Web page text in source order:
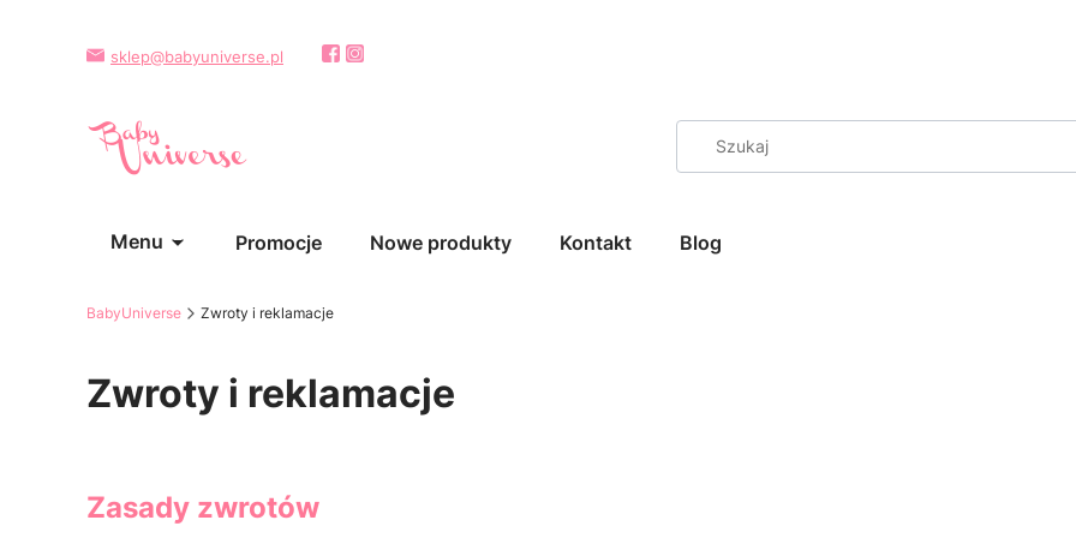
sklep@babyuniverse.pl
Menu Promocje Nowe produkty Kontakt Blog
BabyUniverse Zwroty i reklamacje
Zwroty i reklamacje
Zasady zwrotów